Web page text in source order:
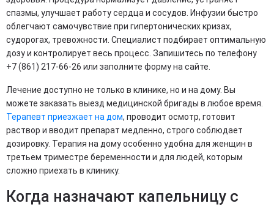
спазмы, улучшает работу сердца и сосудов. Инфузии быстро
облегчают самочувствие при гипертонических кризах,
судорогах, тревожности. Специалист подбирает оптимальную
дозу и контролирует весь процесс. Запишитесь по телефону
+7 (861) 217-66-26 или заполните форму на сайте.
Лечение доступно не только в клинике, но и на дому. Вы
можете заказать выезд медицинской бригады в любое время.
Терапевт приезжает на дом, проводит осмотр, готовит
раствор и вводит препарат медленно, строго соблюдает
дозировку. Терапия на дому особенно удобна для женщин в
третьем триместре беременности и для людей, которым
сложно приехать в клинику.
Когда назначают капельницу с